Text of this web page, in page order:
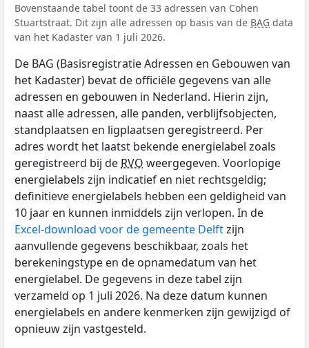
Bovenstaande tabel toont de 33 adressen van Cohen
Stuartstraat. Dit zijn alle adressen op basis van de BAG data
van het Kadaster van 1 juli 2026.
De BAG (Basisregistratie Adressen en Gebouwen van
het Kadaster) bevat de officiële gegevens van alle
adressen en gebouwen in Nederland. Hierin zijn,
naast alle adressen, alle panden, verblijfsobjecten,
standplaatsen en ligplaatsen geregistreerd. Per
adres wordt het laatst bekende energielabel zoals
geregistreerd bij de RVO weergegeven. Voorlopige
energielabels zijn indicatief en niet rechtsgeldig;
definitieve energielabels hebben een geldigheid van
10 jaar en kunnen inmiddels zijn verlopen. In de
Excel-download voor de gemeente Delftzijn
aanvullende gegevens beschikbaar, zoals het
berekeningstype en de opnamedatum van het
energielabel. De gegevens in deze tabel zijn
verzameld op 1 juli 2026. Na deze datum kunnen
energielabels en andere kenmerken zijn gewijzigd of
opnieuw zijn vastgesteld.